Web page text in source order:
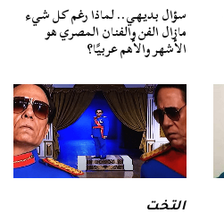
سؤال بديهي.. لماذا رغم كل شيء
مازال الفن والفنان المصري هو
الأشهر والأهم عربيًا؟
التخت